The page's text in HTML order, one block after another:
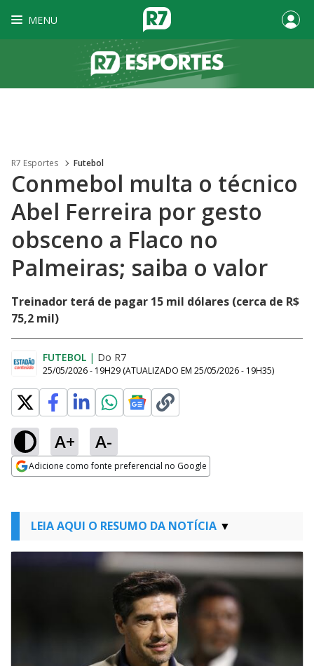
MENU
R7 Esportes Futebol
Conmebol multa o técnico
Abel Ferreira por gesto
obsceno a Flaco no
Palmeiras; saiba o valor
Treinador terá de pagar 15 mil dólares (cerca de R$
75,2 mil)
FUTEBOL | Do R7
25/05/2026 - 19H29 (ATUALIZADO EM 25/05/2026 - 19H35)
A+ A-
Adicione como fonte preferencial no Google
LEIA AQUI O RESUMO DA NOTÍCIA